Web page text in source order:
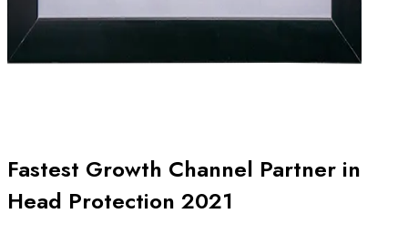
Fastest Growth Channel Partner in
Head Protection 2021